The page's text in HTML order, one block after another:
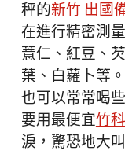
秤的新竹 出國
在進行精密測
薏仁、紅豆、
葉、白蘿卜等
也可以常常喝
要用最便宜竹
淚，驚恐地大